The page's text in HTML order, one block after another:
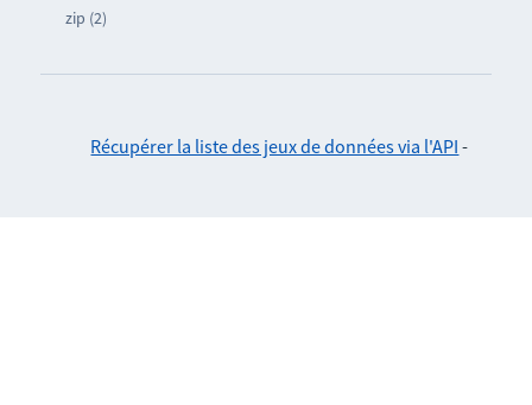
zip (2)
Récupérer la liste des jeux de données via l'API -